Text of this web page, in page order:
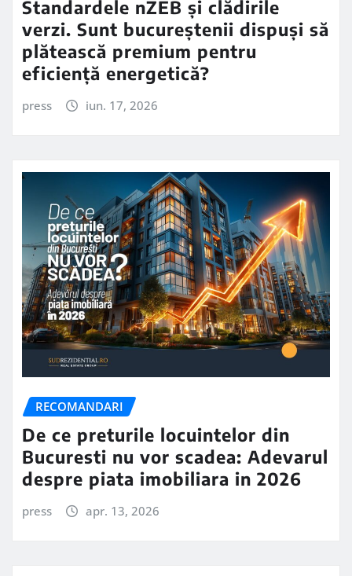
Standardele nZEB și clădirile
verzi. Sunt bucureștenii dispuși să
plătească premium pentru
eficiență energetică?
press iun. 17, 2026
RECOMANDARI
De ce preturile locuintelor din
Bucuresti nu vor scadea: Adevarul
despre piata imobiliara in 2026
press apr. 13, 2026